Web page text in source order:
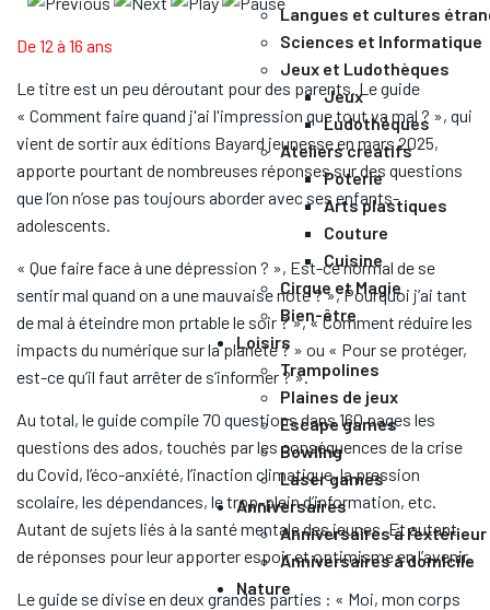
Langues et cultures
Sciences et Informatique
Jeux et Ludothèques
Jeux
Ludothèques
Ateliers créatifs
Poterie
Arts plastiques
Couture
Cuisine
Cirque et Magie
Bien-être
Loisirs
Trampolines
Plaines de jeux
Escape games
Bowling
Laser games
Anniversaires
Anniversaires à l'extérieur
Anniversaires à domicile
Nature
De 12 à 16 ans
Le titre est un peu déroutant pour des parents. Le guide
« Comment faire quand j'ai l'impression que tout va mal ? », qui
vient de sortir aux éditions Bayard jeunesse en mars 2025,
apporte pourtant de nombreuses réponses sur des questions
que l’on n’ose pas toujours aborder avec ses enfants-
adolescents.
« Que faire face à une dépression ? », Est-ce normal de se
sentir mal quand on a une mauvaise note ? », Pourquoi j’ai tant
de mal à éteindre mon prtable le soir ? », « Comment réduire les
impacts du numérique sur la planète ? » ou « Pour se protéger,
est-ce qu’il faut arrêter de s’informer ? ».
Au total, le guide compile 70 questions dans 160 pages les
questions des ados, touchés par les conséquences de la crise
du Covid, l’éco-anxiété, l’inaction climatique, la pression
scolaire, les dépendances, le trop-plein d’information, etc.
Autant de sujets liés à la santé mentale des jeunes. Et autant
de réponses pour leur apporter espoir et optimisme en l’avenir.
Le guide se divise en deux grandes parties : « Moi, mon corps